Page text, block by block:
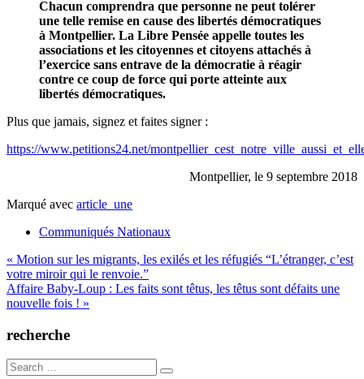
Chacun comprendra que personne ne peut tolérer
une telle remise en cause des libertés démocratiques
à Montpellier. La Libre Pensée appelle toutes les
associations et les citoyennes et citoyens attachés à
l’exercice sans entrave de la démocratie à réagir
contre ce coup de force qui porte atteinte aux
libertés démocratiques.
Plus que jamais, signez et faites signer :
https://www.petitions24.net/
Montpellier, le 9 septembre 2018
Marqué avec article_une
Communiqués Nationaux
Navigation
de
l’article
« Motion sur les migrants, les exilés et les réfugiés “L’étranger, c’est
votre miroir qui le renvoie.”
Affaire Baby-Loup : Les faits sont têtus, les têtus sont défaits une
nouvelle fois ! »
recherche
Search